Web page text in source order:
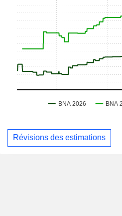
Révisions des estimations